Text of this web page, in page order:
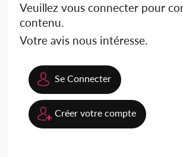
Veuillez vous connecter pour
contenu.
Votre avis nous intéresse.
Se Connecter
Créer votre compte